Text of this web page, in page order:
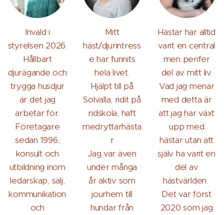
Invald i
styrelsen 2026.
Hållbart
djurägande och
trygga husdjur
är det jag
arbetar för.
Företagare
sedan 1996,
konsult och
utbildning inom
ledarskap, sälj,
kommunikation
och
Mitt
häst/djurintress
e har funnits
hela livet.
Hjälpt till på
Solvalla, ridit på
ridskola, haft
medryttarhästa
r
Jag var även
under många
år aktiv som
jourhem till
hundar från
Hästar har alltid
varit en central
men perifer
del av mitt liv.
Vad jag menar
med detta är
att jag har växt
upp med
hästar utan att
själv ha varit en
del av
hästvärlden.
Det var först
2020 som jag